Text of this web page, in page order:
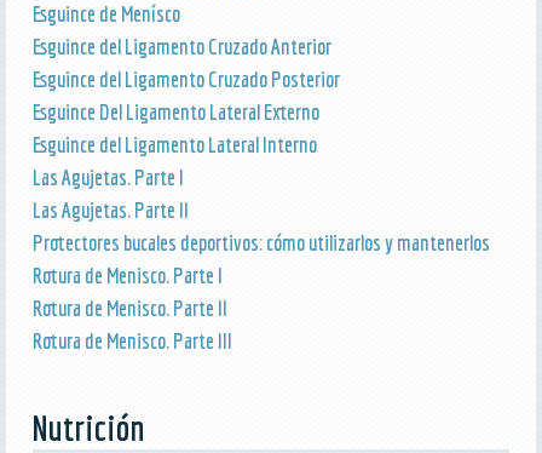
Esguince de Menísco
Esguince del Ligamento Cruzado Anterior
Esguince del Ligamento Cruzado Posterior
Esguince Del Ligamento Lateral Externo
Esguince del Ligamento Lateral Interno
Las Agujetas. Parte I
Las Agujetas. Parte II
Protectores bucales deportivos: cómo utilizarlos y mantenerlos
Rotura de Menisco. Parte I
Rotura de Menisco. Parte II
Rotura de Menisco. Parte III
Nutrición